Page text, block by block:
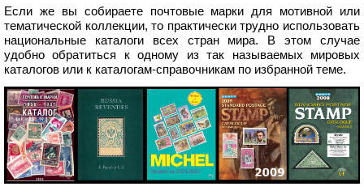
Если же вы собираете почтовые марки для мотивной или
тематической коллекции, то практически трудно использовать
национальные каталоги всех стран мира. В этом случае
удобно обратиться к одному из так называемых мировых
каталогов или к каталогам-справочникам по избранной теме.